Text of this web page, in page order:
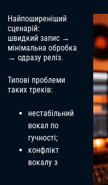
Найпоширеніший
сценарій:
швидкий запис →
мінімальна обробка
→ одразу реліз.
Типові проблеми
таких треків:
нестабільний
вокал по
гучності;
конфлікт
вокалу з